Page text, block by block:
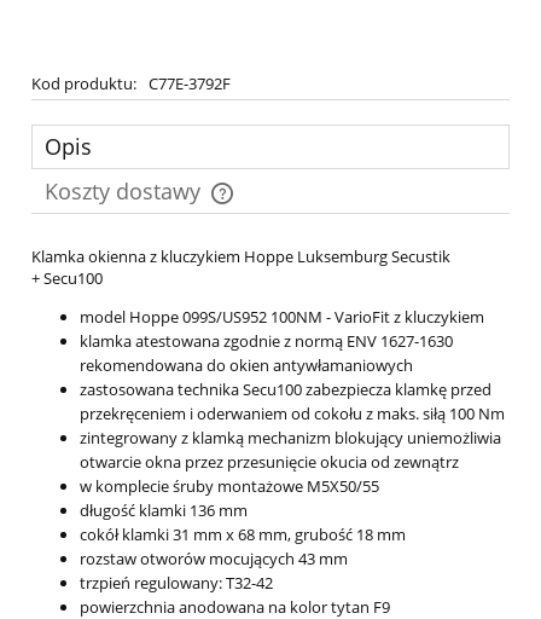
Kod produktu: C77E-3792F
Opis
Koszty dostawy
Cena nie zawiera ewentualnych kosztów płatności
Klamka okienna z kluczykiem Hoppe Luksemburg Secustik
+ Secu100
model Hoppe 099S/US952 100NM - VarioFit z kluczykiem
klamka atestowana zgodnie z normą ENV 1627-1630
rekomendowana do okien antywłamaniowych
zastosowana technika Secu100 zabezpiecza klamkę przed
przekręceniem i oderwaniem od cokołu z maks. siłą 100 Nm
zintegrowany z klamką mechanizm blokujący uniemożliwia
otwarcie okna przez przesunięcie okucia od zewnątrz
w komplecie śruby montażowe M5X50/55
długość klamki 136 mm
cokół klamki 31 mm x 68 mm, grubość 18 mm
rozstaw otworów mocujących 43 mm
trzpień regulowany: T32-42
powierzchnia anodowana na kolor tytan F9